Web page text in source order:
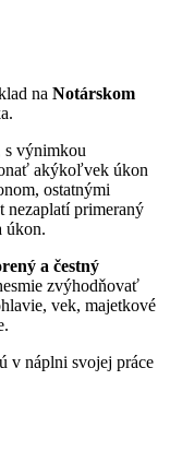
na Notárskom
s výnimkou
akýkoľvek úkon
ostatnými
nezaplatí primeraný
úkon.
a čestný
zvýhodňovať
vek, majetkové
v náplni svojej práce